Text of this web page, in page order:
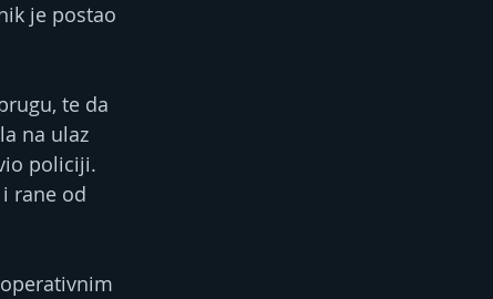
je postao
te da
na ulaz
policiji.
rane od